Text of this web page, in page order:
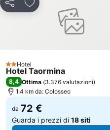
Torvaianica
Circo Massimo Metro Station
La Sapienza - Città Universitaria
Fregene
Centocelle
CondividiAggiungi ai preferiti
2 Stelle
Hotel
Hotel Taormina
8,4 Ottima (3.376 valutazioni)
1.4 km da: Colosseo
da 72 €
Guarda i prezzi di 18 siti